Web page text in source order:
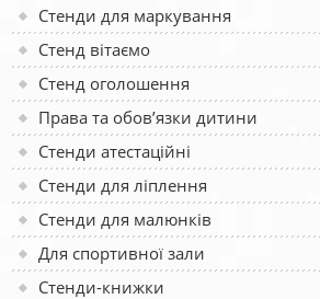
Стенди для маркування
Стенд вітаємо
Стенд оголошення
Права та обов’язки дитини
Стенди атестаційні
Стенди для ліплення
Стенди для малюнків
Для спортивної зали
Стенди-книжки